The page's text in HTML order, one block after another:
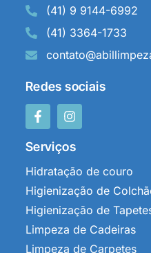
(41) 9 9144-6992
(41) 3364-1733
Redes sociais
Serviços
Hidratação de couro
Higienização de
Higienização de
Limpeza de Cadeiras
Limpeza de Carpetes